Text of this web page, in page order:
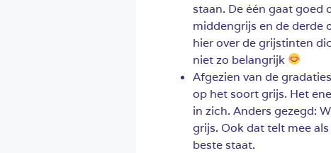
staan. De één gaat goed
middengrijs en de derde
hier over de grijstinten
niet zo belangrijk
Afgezien van de
op het soort grijs. Het
in zich. Anders gezegd:
grijs. Ook dat telt mee
beste staat.